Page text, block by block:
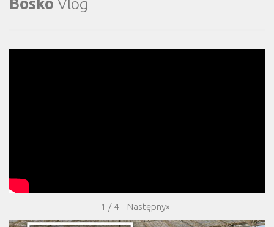
Bosko Vlog
1 / 4 Następny»